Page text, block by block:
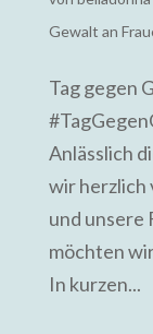
Gewalt an
Tag gegen
Anlässlich
wir herzlich
und unsere
möchten
In kurzen...